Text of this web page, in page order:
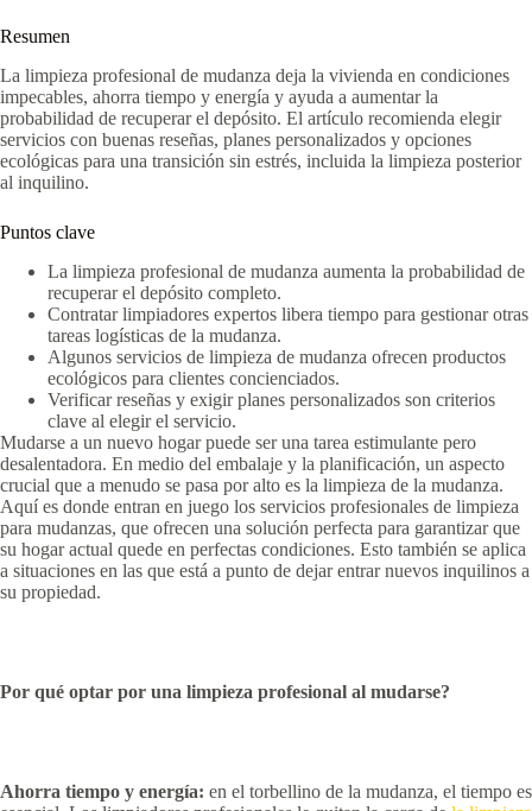
Resumen
La limpieza profesional de mudanza deja la vivienda en condiciones
impecables, ahorra tiempo y energía y ayuda a aumentar la
probabilidad de recuperar el depósito. El artículo recomienda elegir
servicios con buenas reseñas, planes personalizados y opciones
ecológicas para una transición sin estrés, incluida la limpieza posterior
al inquilino.
Puntos clave
La limpieza profesional de mudanza aumenta la probabilidad de
recuperar el depósito completo.
Contratar limpiadores expertos libera tiempo para gestionar otras
tareas logísticas de la mudanza.
Algunos servicios de limpieza de mudanza ofrecen productos
ecológicos para clientes concienciados.
Verificar reseñas y exigir planes personalizados son criterios
clave al elegir el servicio.
Mudarse a un nuevo hogar puede ser una tarea estimulante pero
desalentadora. En medio del embalaje y la planificación, un aspecto
crucial que a menudo se pasa por alto es la limpieza de la mudanza.
Aquí es donde entran en juego los servicios profesionales de limpieza
para mudanzas, que ofrecen una solución perfecta para garantizar que
su hogar actual quede en perfectas condiciones. Esto también se aplica
a situaciones en las que está a punto de dejar entrar nuevos inquilinos a
su propiedad.
Por qué optar por una limpieza profesional al mudarse?
Ahorra tiempo y energía: en el torbellino de la mudanza, el tiempo es